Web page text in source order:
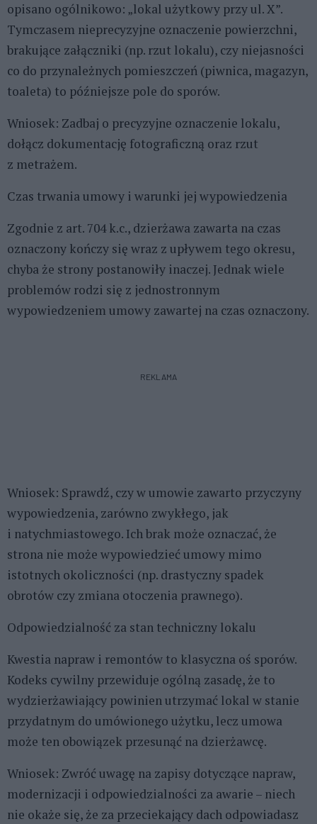
opisano ogólnikowo: „lokal użytkowy przy ul. X”.
Tymczasem nieprecyzyjne oznaczenie powierzchni,
brakujące załączniki (np. rzut lokalu), czy niejasności
co do przynależnych pomieszczeń (piwnica, magazyn,
toaleta) to późniejsze pole do sporów.
Wniosek: Zadbaj o precyzyjne oznaczenie lokalu,
dołącz dokumentację fotograficzną oraz rzut
z metrażem.
Czas trwania umowy i warunki jej wypowiedzenia
Zgodnie z art. 704 k.c., dzierżawa zawarta na czas
oznaczony kończy się wraz z upływem tego okresu,
chyba że strony postanowiły inaczej. Jednak wiele
problemów rodzi się z jednostronnym
wypowiedzeniem umowy zawartej na czas oznaczony.
REKLAMA
Wniosek: Sprawdź, czy w umowie zawarto przyczyny
wypowiedzenia, zarówno zwykłego, jak
i natychmiastowego. Ich brak może oznaczać, że
strona nie może wypowiedzieć umowy mimo
istotnych okoliczności (np. drastyczny spadek
obrotów czy zmiana otoczenia prawnego).
Odpowiedzialność za stan techniczny lokalu
Kwestia napraw i remontów to klasyczna oś sporów.
Kodeks cywilny przewiduje ogólną zasadę, że to
wydzierżawiający powinien utrzymać lokal w stanie
przydatnym do umówionego użytku, lecz umowa
może ten obowiązek przesunąć na dzierżawcę.
Wniosek: Zwróć uwagę na zapisy dotyczące napraw,
modernizacji i odpowiedzialności za awarie – niech
nie okaże się, że za przeciekający dach odpowiadasz